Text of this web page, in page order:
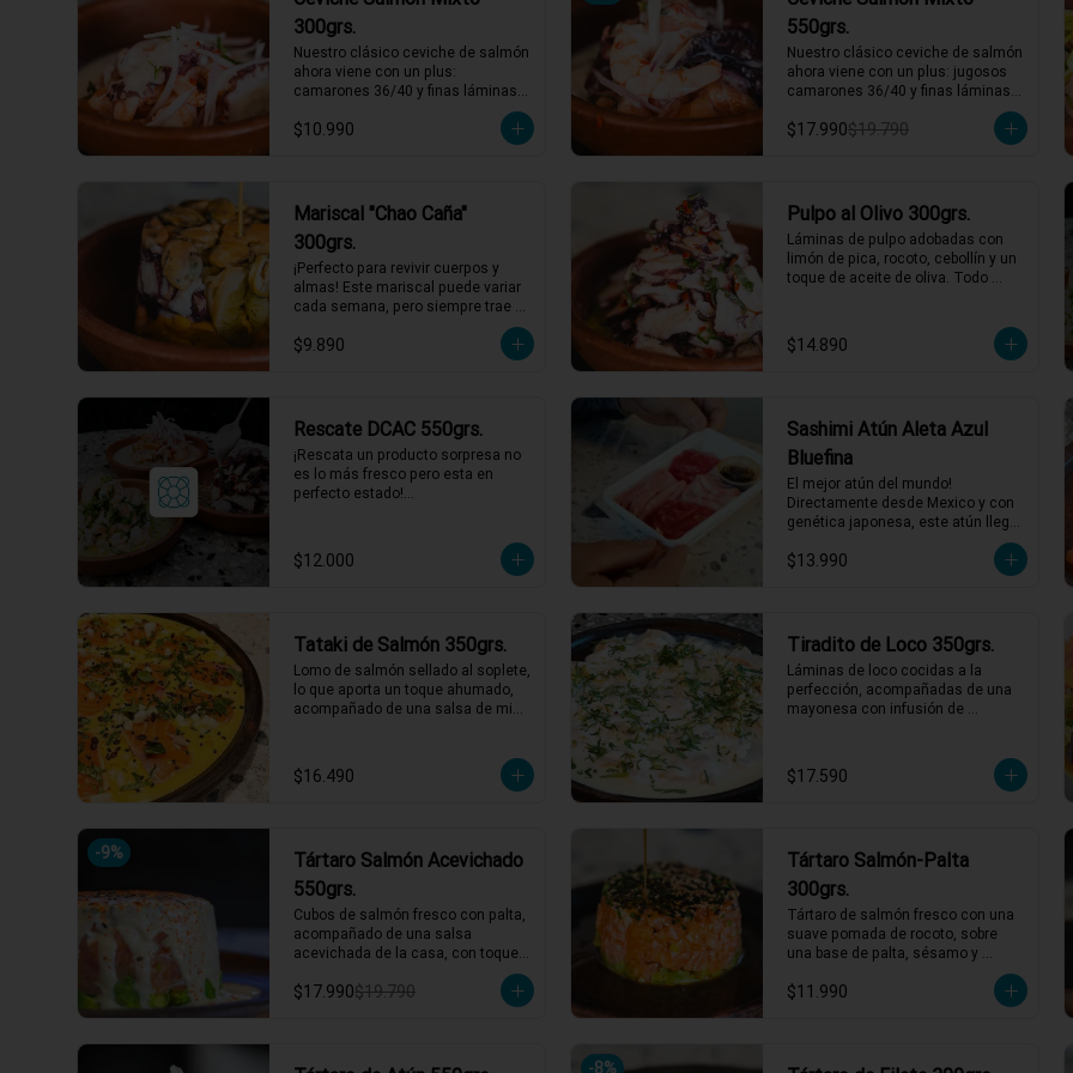
1 a 2 personas comen de este
plato!
*El peso neto corresponde al
producto en su presentación
completa, salsas o
acompañamientos incluidos.
300grs.
Nuestro clásico ceviche de salmón
ahora viene con un plus:
camarones 36/40 y finas láminas
combinación perfecta de sabores
frescos y marinos, todo bañado en
1 a 2 personas comen de este
plato!
*El peso neto corresponde al
producto en su presentación
completa, salsas o
acompañamientos incluidos.
$10.990
550grs.
Nuestro clásico ceviche de salmón
ahora viene con un plus: jugosos
camarones 36/40 y finas láminas
combinación perfecta de sabores
frescos y marinos, todo bañado en
2 a 3 personas comen de este
plato y hasta 4 picotean!
*El peso neto corresponde al
producto en su presentación
$17.990$19.790
Mariscal "Chao Caña"
300grs.
¡Perfecto para revivir cuerpos y
almas! Este mariscal puede variar
cada semana, pero siempre trae
una explosión de sabores marinos.
Los más comunes: choritos,
camarones nacionales, chochas,
que equilibra a la perfección. ¡Ideal
para dejar atrás cualquier resaca!
🌊🌶️
1 a 2 personas comen de este
plato!
producto en su presentación
completa, salsas o
$9.890
Pulpo al Olivo 300grs.
Láminas de pulpo adobadas con
limón de pica, rocoto, cebollín y un
toque de aceite de oliva. Todo
nivel. ¡Perfecto para quienes
buscan algo especial y lleno de
*El peso neto corresponde al
producto en su presentación
completa, salsas o
acompañamientos incluidos.
$14.890
Rescate DCAC 550grs.
¡Rescata un producto sorpresa no
es lo más fresco pero esta en
perfecto estado!
fecha de caducidad el mismo día o
al día siguiente.
acompañamientos incluidos.
$12.000
Sashimi Atún Aleta Azul
Bluefina
El mejor atún del mundo!
Directamente desde Mexico y con
genética japonesa, este atún llega
a ser tu nuevo favorito! 120 grs de
Sashimi, Mix de cortes
$13.990
Tataki de Salmón 350grs.
Lomo de salmón sellado al soplete,
lo que aporta un toque ahumado,
acompañado de una salsa de miel
semillas de maracuyá y sesamo
tostadas.
completa, salsas o
acompañamientos incluidos.
$16.490
Tiradito de Loco 350grs.
Láminas de loco cocidas a la
perfección, acompañadas de una
mayonesa con infusión de
de mote para un final lleno de sabor
y tradición. ¡Un platillo que no te
*El peso neto corresponde al
producto en su presentación
completa, salsas o
acompañamientos incluidos.
$17.590
-9%
Tártaro Salmón Acevichado
550grs.
Cubos de salmón fresco con palta,
acompañado de una salsa
acevichada de la casa, con toques
acompañamientos incluidos.
$17.990$19.790
Tártaro Salmón-Palta
300grs.
Tártaro de salmón fresco con una
suave pomada de rocoto, sobre
una base de palta, sésamo y
ciboulette. Todo esto, bañado en
una salsa ponzu que realza los
deliciosa! 🥑🍣✨
$11.990
-8%